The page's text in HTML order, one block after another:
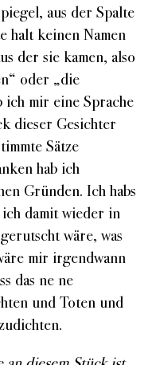
aus der Spalte
halt keinen Namen
der sie kamen, also
oder „die
ich mir eine Sprache
dieser Gesichter
Sätze
hab ich
Gründen. Ich habs
damit wieder in
wäre, was
mir irgendwann
das ne ne
und Toten und